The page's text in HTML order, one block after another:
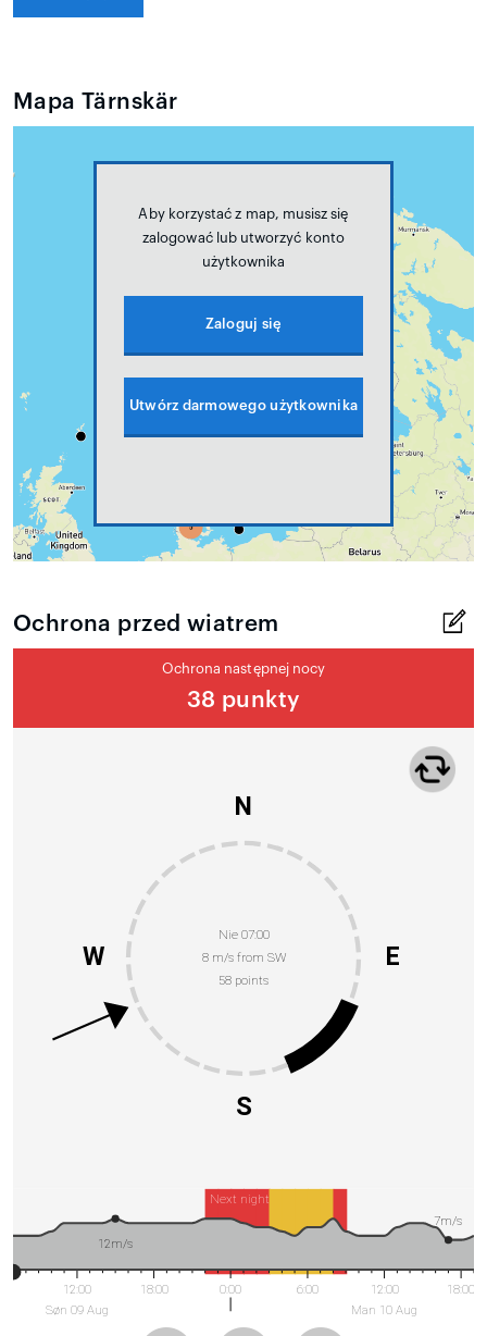
Mapa Tärnskär
Aby korzystać z map, musisz się
zalogować lub utworzyć konto
użytkownika
Zaloguj się
Utwórz darmowego użytkownika
Ochrona przed wiatrem
Ochrona następnej nocy
38 punkty
Nie 07:00
8 m/s from SW
58 points
N
E
S
W
Next night
12:00
Søn 09 Aug
18:00 0:00 6:00
12:00
Man 10 Aug
18:00
12m/s
7m/s